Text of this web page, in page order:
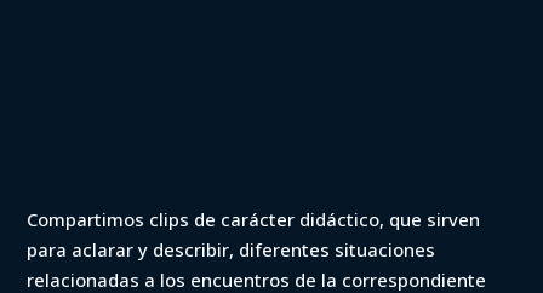
VAR - Apertura 2023 - Plaza
Colonia vs Fénix (min. 47)
Compartimos clips de carácter didáctico, que sirven
para aclarar y describir, diferentes situaciones
relacionadas a los encuentros de la correspondiente